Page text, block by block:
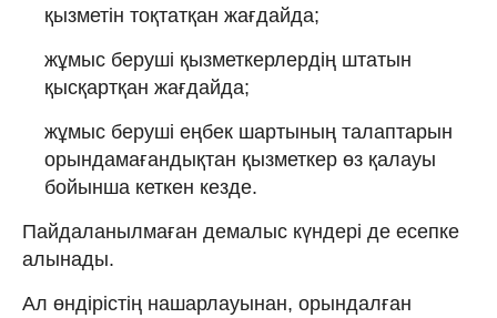
қызметін тоқтатқан жағдайда;
жұмыс беруші қызметкерлердің штатын
қысқартқан жағдайда;
жұмыс беруші еңбек шартының талаптарын
орындамағандықтан қызметкер өз қалауы
бойынша кеткен кезде.
Пайдаланылмаған демалыс күндері де есепке
алынады.
Ал өндiрiстің нашарлауынан, орындалған